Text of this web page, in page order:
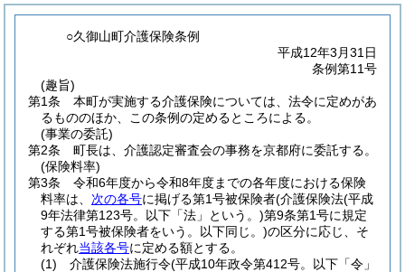
○久御山町介護保険条例
平成12年3月31日
条例第11号
(趣旨)
第1条
本町が実施する介護保険については、法令に定めがあ
るもののほか、この条例の定めるところによる。
(事業の委託)
第2条
町長は、介護認定審査会の事務を京都府に委託する。
(保険料率)
第3条
令和6年度から令和8年度までの各年度における保険
料率は、 次の各号に掲げる第1号被保険者(介護保険法(平成
9年法律第123号。以下「法」という。)第9条第1号に規定
する第1号被保険者をいう。以下同じ。)の区分に応じ、そ
れぞれ当該各号に定める額とする。
(1)
介護保険法施行令(平成10年政令第412号。以下「令」